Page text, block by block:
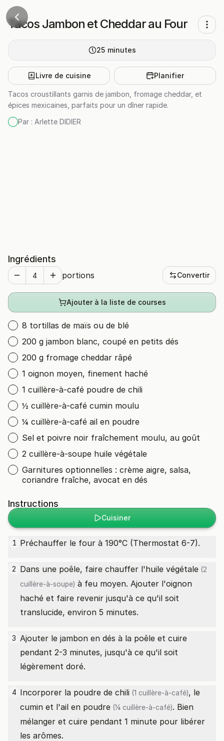
Tacos Jambon et Cheddar au Four
25 minutes
Livre de cuisine Planifier
Tacos croustillants garnis de jambon, fromage cheddar, et
épices mexicaines, parfaits pour un dîner rapide.
Par : Arlette DIDIER
Ingrédients
portions Convertir
Ajouter à la liste de courses
8 tortillas de maïs ou de blé
200 g jambon blanc, coupé en petits dés
200 g fromage cheddar râpé
1 oignon moyen, finement haché
1 cuillère-à-café poudre de chili
½ cuillère-à-café cumin moulu
¼ cuillère-à-café ail en poudre
Sel et poivre noir fraîchement moulu, au goût
2 cuillère-à-soupe huile végétale
Garnitures optionnelles : crème aigre, salsa,
coriandre fraîche, avocat en dés
Instructions
Cuisiner
1 Préchauffer le four à 190°C (Thermostat 6-7).
2 Dans une poêle, faire chauffer l'huile végétale (2
cuillère-à-soupe) à feu moyen. Ajouter l'oignon
haché et faire revenir jusqu'à ce qu'il soit
translucide, environ 5 minutes.
3 Ajouter le jambon en dés à la poêle et cuire
pendant 2-3 minutes, jusqu'à ce qu'il soit
légèrement doré.
4 Incorporer la poudre de chili (1 cuillère-à-café), le
cumin et l'ail en poudre (¼ cuillère-à-café). Bien
mélanger et cuire pendant 1 minute pour libérer
les arômes.